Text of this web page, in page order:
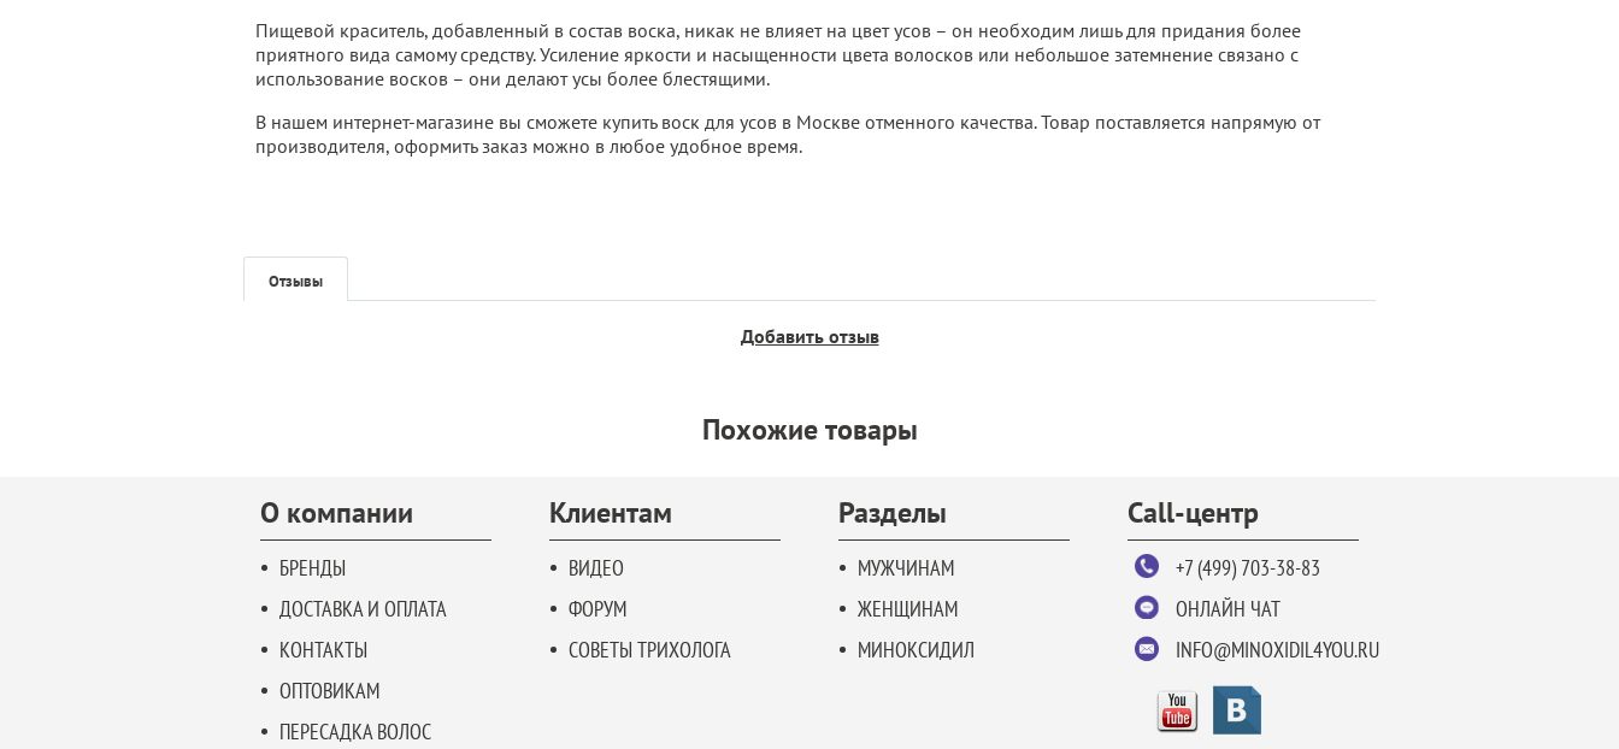
Пищевой краситель, добавленный в состав воска, никак не влияет на цвет усов – он необходим лишь для придания более
приятного вида самому средству. Усиление яркости и насыщенности цвета волосков или небольшое затемнение связано с
использование восков – они делают усы более блестящими.
В нашем интернет-магазине вы сможете купить воск для усов в Москве отменного качества. Товар поставляется напрямую от
производителя, оформить заказ можно в любое удобное время.
Отзывы
Добавить отзыв
Похожие товары
О компании
БРЕНДЫ
ДОСТАВКА И ОПЛАТА
КОНТАКТЫ
ОПТОВИКАМ
ПЕРЕСАДКА ВОЛОС
Клиентам
ВИДЕО
ФОРУМ
СОВЕТЫ ТРИХОЛОГА
Разделы
МУЖЧИНАМ
ЖЕНЩИНАМ
МИНОКСИДИЛ
Call-центр
+7 (499) 703-38-83
ОНЛАЙН ЧАТ
INFO@MINOXIDIL4YOU.RU